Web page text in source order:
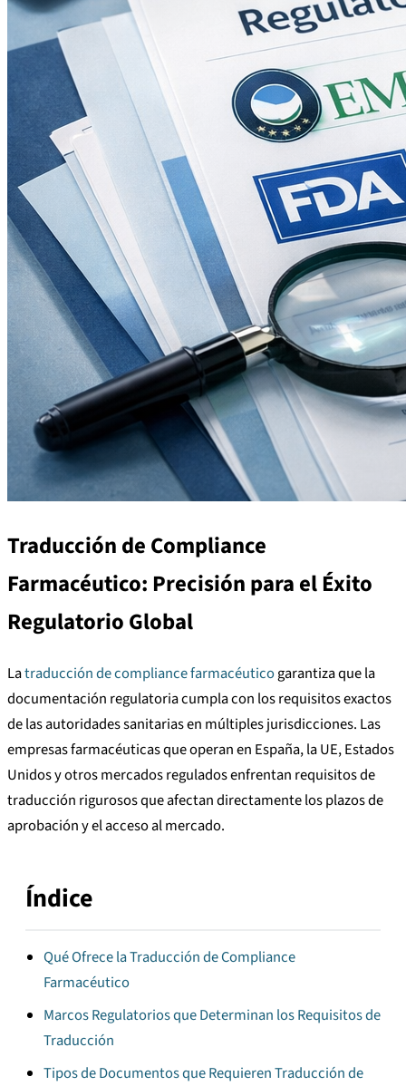
Traducción de Compliance
Farmacéutico: Precisión para el Éxito
Regulatorio Global
Latraducción de compliance farmacéuticogarantiza que la
documentación regulatoria cumpla con los requisitos exactos
de las autoridades sanitarias en múltiples jurisdicciones. Las
empresas farmacéuticas que operan en España, la UE, Estados
Unidos y otros mercados regulados enfrentan requisitos de
traducción rigurosos que afectan directamente los plazos de
aprobación y el acceso al mercado.
Índice
Qué Ofrece la Traducción de Compliance
Farmacéutico
Marcos Regulatorios que Determinan los Requisitos de
Traducción
Tipos de Documentos que Requieren Traducción de